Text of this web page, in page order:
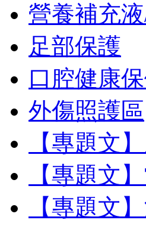
營養補充
足部保護
口腔健康
外傷照護區
【專題文
【專題文
【專題文